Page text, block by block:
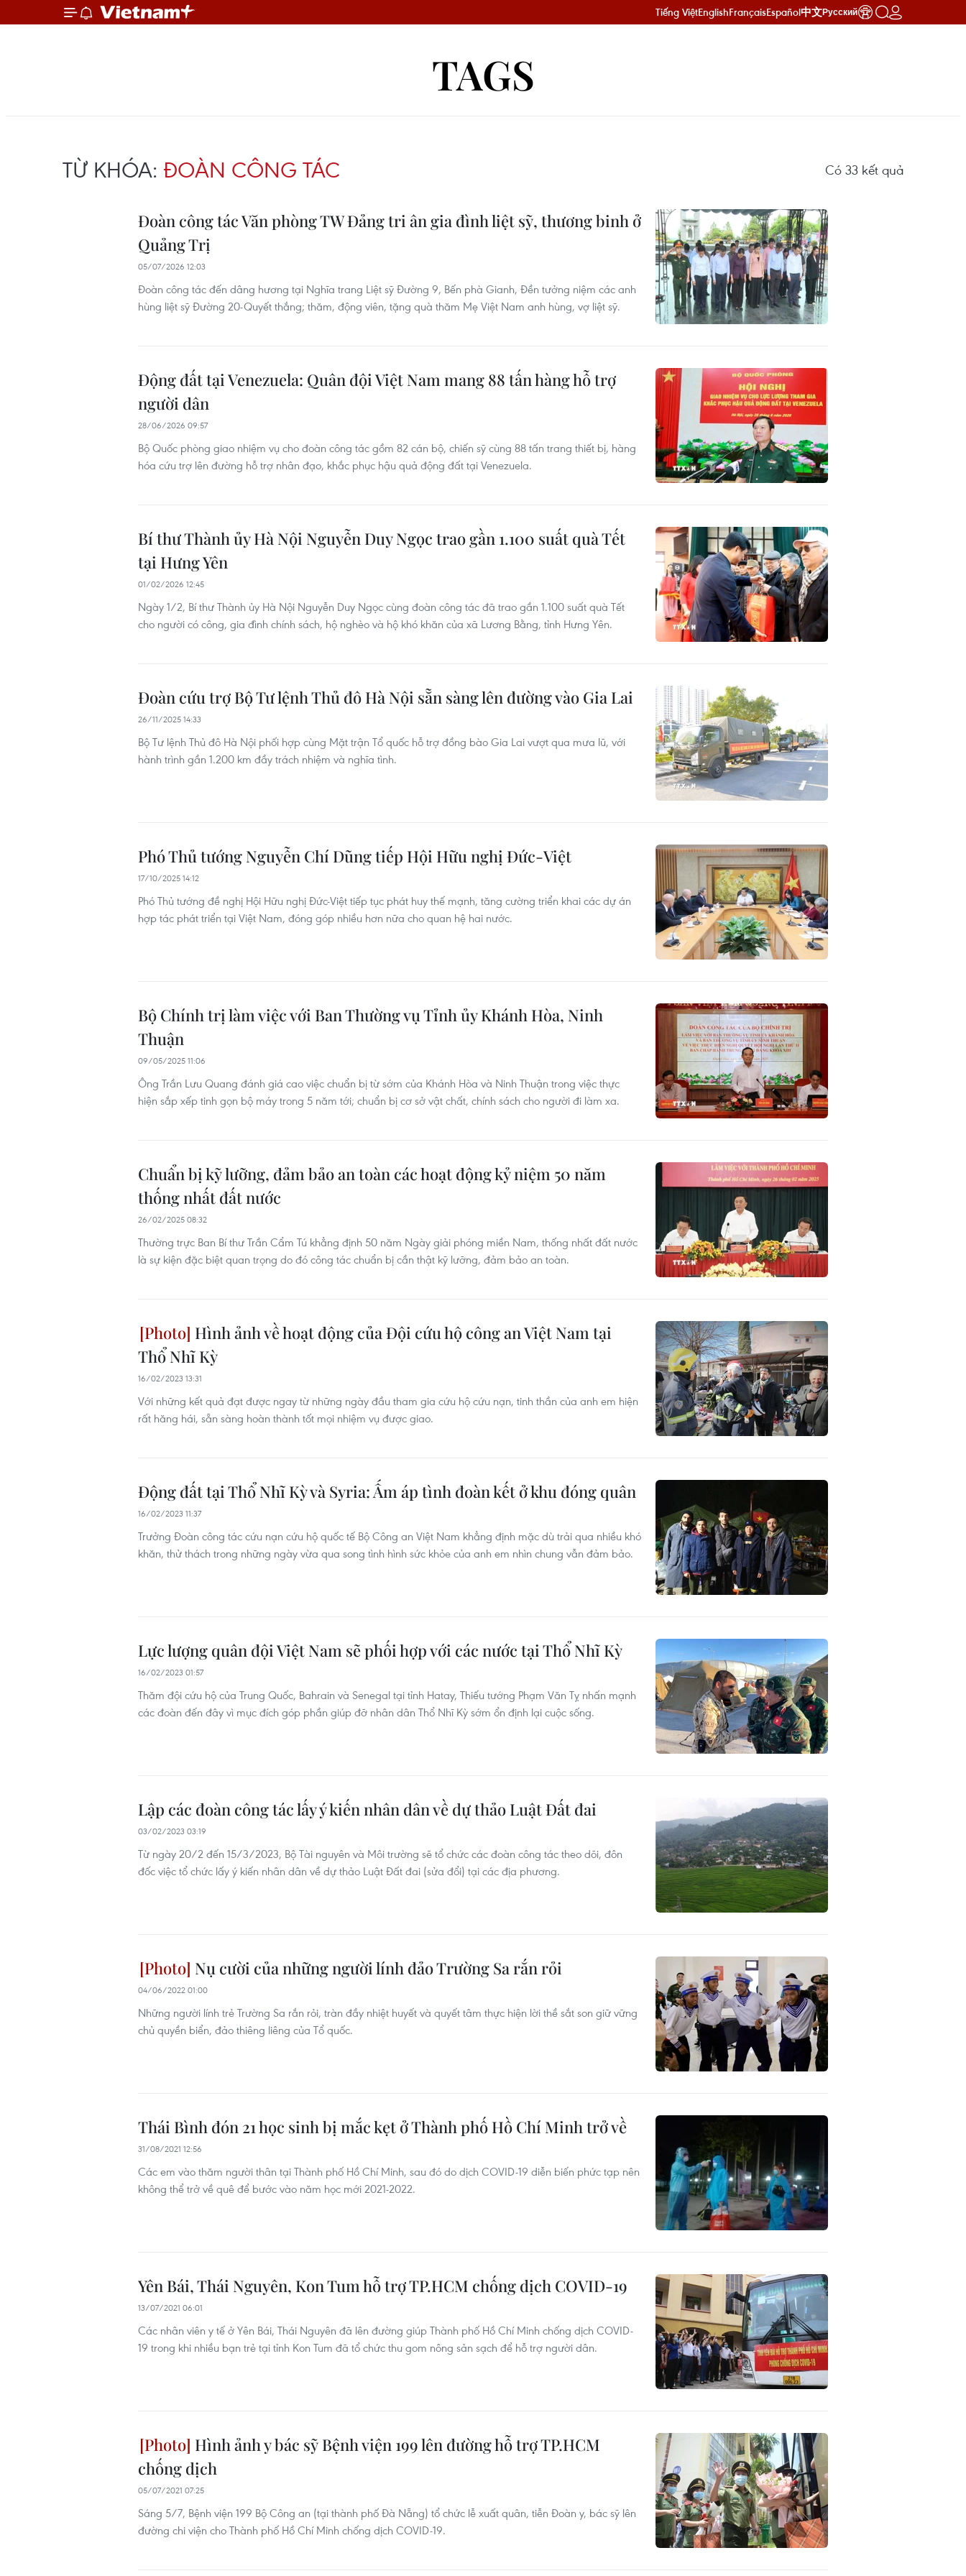
Tiếng ViệtEnglishFrançaisEspañol中文Русский
TAGS
TỪ KHÓA: ĐOÀN CÔNG TÁC Có 33 kết quả
Đoàn công tác Văn phòng TW Đảng tri ân gia đình liệt sỹ, thương binh ở
Quảng Trị
05/07/2026 12:03
Đoàn công tác đến dâng hương tại Nghĩa trang Liệt sỹ Đường 9, Bến phà Gianh, Đền tưởng niệm các anh
hùng liệt sỹ Đường 20-Quyết thắng; thăm, động viên, tặng quà thăm Mẹ Việt Nam anh hùng, vợ liệt sỹ.
Động đất tại Venezuela: Quân đội Việt Nam mang 88 tấn hàng hỗ trợ
người dân
28/06/2026 09:57
Bộ Quốc phòng giao nhiệm vụ cho đoàn công tác gồm 82 cán bộ, chiến sỹ cùng 88 tấn trang thiết bị, hàng
hóa cứu trợ lên đường hỗ trợ nhân đạo, khắc phục hậu quả động đất tại Venezuela.
Bí thư Thành ủy Hà Nội Nguyễn Duy Ngọc trao gần 1.100 suất quà Tết
tại Hưng Yên
01/02/2026 12:45
Ngày 1/2, Bí thư Thành ủy Hà Nội Nguyễn Duy Ngọc cùng đoàn công tác đã trao gần 1.100 suất quà Tết
cho người có công, gia đình chính sách, hộ nghèo và hộ khó khăn của xã Lương Bằng, tỉnh Hưng Yên.
Đoàn cứu trợ Bộ Tư lệnh Thủ đô Hà Nội sẵn sàng lên đường vào Gia Lai
26/11/2025 14:33
Bộ Tư lệnh Thủ đô Hà Nội phối hợp cùng Mặt trận Tổ quốc hỗ trợ đồng bào Gia Lai vượt qua mưa lũ, với
hành trình gần 1.200 km đầy trách nhiệm và nghĩa tình.
Phó Thủ tướng Nguyễn Chí Dũng tiếp Hội Hữu nghị Đức-Việt
17/10/2025 14:12
Phó Thủ tướng đề nghị Hội Hữu nghị Đức-Việt tiếp tục phát huy thế mạnh, tăng cường triển khai các dự án
hợp tác phát triển tại Việt Nam, đóng góp nhiều hơn nữa cho quan hệ hai nước.
Bộ Chính trị làm việc với Ban Thường vụ Tỉnh ủy Khánh Hòa, Ninh
Thuận
09/05/2025 11:06
Ông Trần Lưu Quang đánh giá cao việc chuẩn bị từ sớm của Khánh Hòa và Ninh Thuận trong việc thực
hiện sắp xếp tinh gọn bộ máy trong 5 năm tới; chuẩn bị cơ sở vật chất, chính sách cho người đi làm xa.
Chuẩn bị kỹ lưỡng, đảm bảo an toàn các hoạt động kỷ niệm 50 năm
thống nhất đất nước
26/02/2025 08:32
Thường trực Ban Bí thư Trần Cẩm Tú khẳng định 50 năm Ngày giải phóng miền Nam, thống nhất đất nước
là sự kiện đặc biệt quan trọng do đó công tác chuẩn bị cần thật kỹ lưỡng, đảm bảo an toàn.
Hình ảnh về hoạt động của Đội cứu hộ công an Việt Nam tại
Thổ Nhĩ Kỳ
16/02/2023 13:31
Với những kết quả đạt được ngay từ những ngày đầu tham gia cứu hộ cứu nạn, tinh thần của anh em hiện
rất hăng hái, sẵn sàng hoàn thành tốt mọi nhiệm vụ được giao.
Động đất tại Thổ Nhĩ Kỳ và Syria: Ấm áp tình đoàn kết ở khu đóng quân
16/02/2023 11:37
Trưởng Đoàn công tác cứu nạn cứu hộ quốc tế Bộ Công an Việt Nam khẳng định mặc dù trải qua nhiều khó
khăn, thử thách trong những ngày vừa qua song tình hình sức khỏe của anh em nhìn chung vẫn đảm bảo.
Lực lượng quân đội Việt Nam sẽ phối hợp với các nước tại Thổ Nhĩ Kỳ
16/02/2023 01:57
Thăm đội cứu hộ của Trung Quốc, Bahrain và Senegal tại tỉnh Hatay, Thiếu tướng Phạm Văn Tỵ nhấn mạnh
các đoàn đến đây vì mục đích góp phần giúp đỡ nhân dân Thổ Nhĩ Kỳ sớm ổn định lại cuộc sống.
Lập các đoàn công tác lấy ý kiến nhân dân về dự thảo Luật Đất đai
03/02/2023 03:19
Từ ngày 20/2 đến 15/3/2023, Bộ Tài nguyên và Môi trường sẽ tổ chức các đoàn công tác theo dõi, đôn
đốc việc tổ chức lấy ý kiến nhân dân về dự thảo Luật Đất đai (sửa đổi) tại các địa phương.
Nụ cười của những người lính đảo Trường Sa rắn rỏi
04/06/2022 01:00
Những người lính trẻ Trường Sa rắn rỏi, tràn đầy nhiệt huyết và quyết tâm thực hiện lời thề sắt son giữ vững
chủ quyền biển, đảo thiêng liêng của Tổ quốc.
Thái Bình đón 21 học sinh bị mắc kẹt ở Thành phố Hồ Chí Minh trở về
31/08/2021 12:56
Các em vào thăm người thân tại Thành phố Hồ Chí Minh, sau đó do dịch COVID-19 diễn biến phức tạp nên
không thể trở về quê để bước vào năm học mới 2021-2022.
Yên Bái, Thái Nguyên, Kon Tum hỗ trợ TP.HCM chống dịch COVID-19
13/07/2021 06:01
Các nhân viên y tế ở Yên Bái, Thái Nguyên đã lên đường giúp Thành phố Hồ Chí Minh chống dịch COVID-
19 trong khi nhiều bạn trẻ tại tỉnh Kon Tum đã tổ chức thu gom nông sản sạch để hỗ trợ người dân.
Hình ảnh y bác sỹ Bệnh viện 199 lên đường hỗ trợ TP.HCM
chống dịch
05/07/2021 07:25
Sáng 5/7, Bệnh viện 199 Bộ Công an (tại thành phố Đà Nẵng) tổ chức lễ xuất quân, tiễn Đoàn y, bác sỹ lên
đường chi viện cho Thành phố Hồ Chí Minh chống dịch COVID-19.